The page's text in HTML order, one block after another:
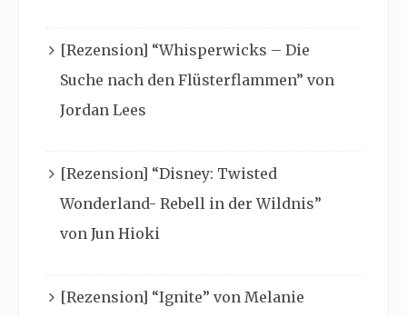
[Rezension] “Whisperwicks – Die
Suche nach den Flüsterflammen” von
Jordan Lees
[Rezension] “Disney: Twisted
Wonderland- Rebell in der Wildnis”
von Jun Hioki
[Rezension] “Ignite” von Melanie